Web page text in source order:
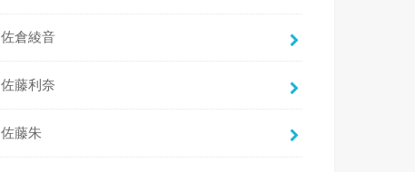
佐倉綾音
佐藤利奈
佐藤朱